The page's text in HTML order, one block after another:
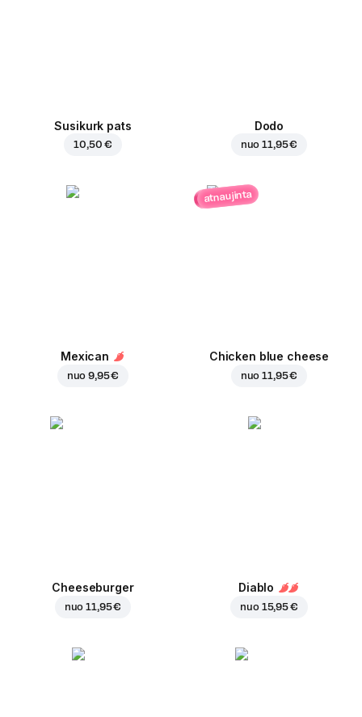
Susikurk pats
10,50 €
Dodo
nuo11,95 €
Mexican
nuo9,95 €
atnaujinta
Chicken blue cheese
nuo11,95 €
Cheeseburger
nuo11,95 €
Diablo
nuo 15,95 €